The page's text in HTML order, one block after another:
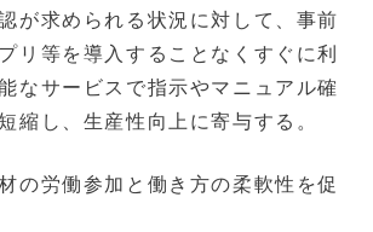
が求められる状況に対して、事前
リ等を導入することなくすぐに利
なサービスで指示やマニュアル確
縮し、生産性向上に寄与する。
の労働参加と働き方の柔軟性を促